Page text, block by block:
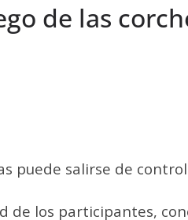
de las
puede salirse de
de los participantes,